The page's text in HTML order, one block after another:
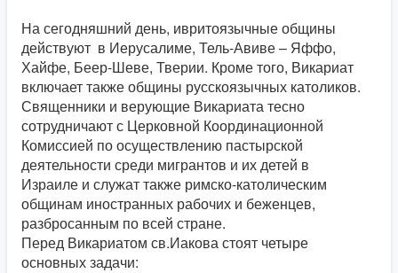
На сегодняшний день, ивритоязычные общины
действуют в Иерусалиме, Тель-Авиве – Яффо,
Хайфе, Беер-Шеве, Тверии. Кроме того, Викариат
включает также общины русскоязычных католиков.
Священники и верующие Викариата тесно
сотрудничают с Церковной Координационной
Комиссией по осуществлению пастырской
деятельности среди мигрантов и их детей в
Израиле и служат также римско-католическим
общинам иностранных рабочих и беженцев,
разбросанным по всей стране.
Перед Викариатом св.Иакова стоят четыре
основных задачи: